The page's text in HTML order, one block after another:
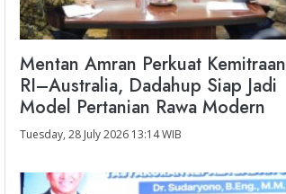
Mentan Amran Perkuat Kemitraan
RI–Australia, Dadahup Siap Jadi
Model Pertanian Rawa Modern
Tuesday, 28 July 2026 13:14 WIB